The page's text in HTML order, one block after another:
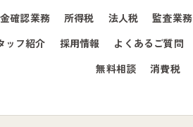
確認業務
所得税 法人税 監査業務
ッフ紹介 採用情報 よくあるご質問
無料相談
消費税